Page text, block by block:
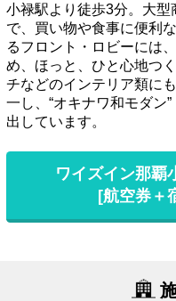
小禄駅より徒歩3分。大
で、買い物や食事に便利
るフロント・ロビーには
め、ほっと、ひと心地つ
チなどのインテリア類に
一し、“オキナワ和モダン
出しています。
ワイズイン那覇
[航空券＋